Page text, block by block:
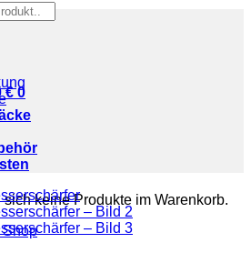
€ 0
keine Produkte im Warenkorb.
Shop